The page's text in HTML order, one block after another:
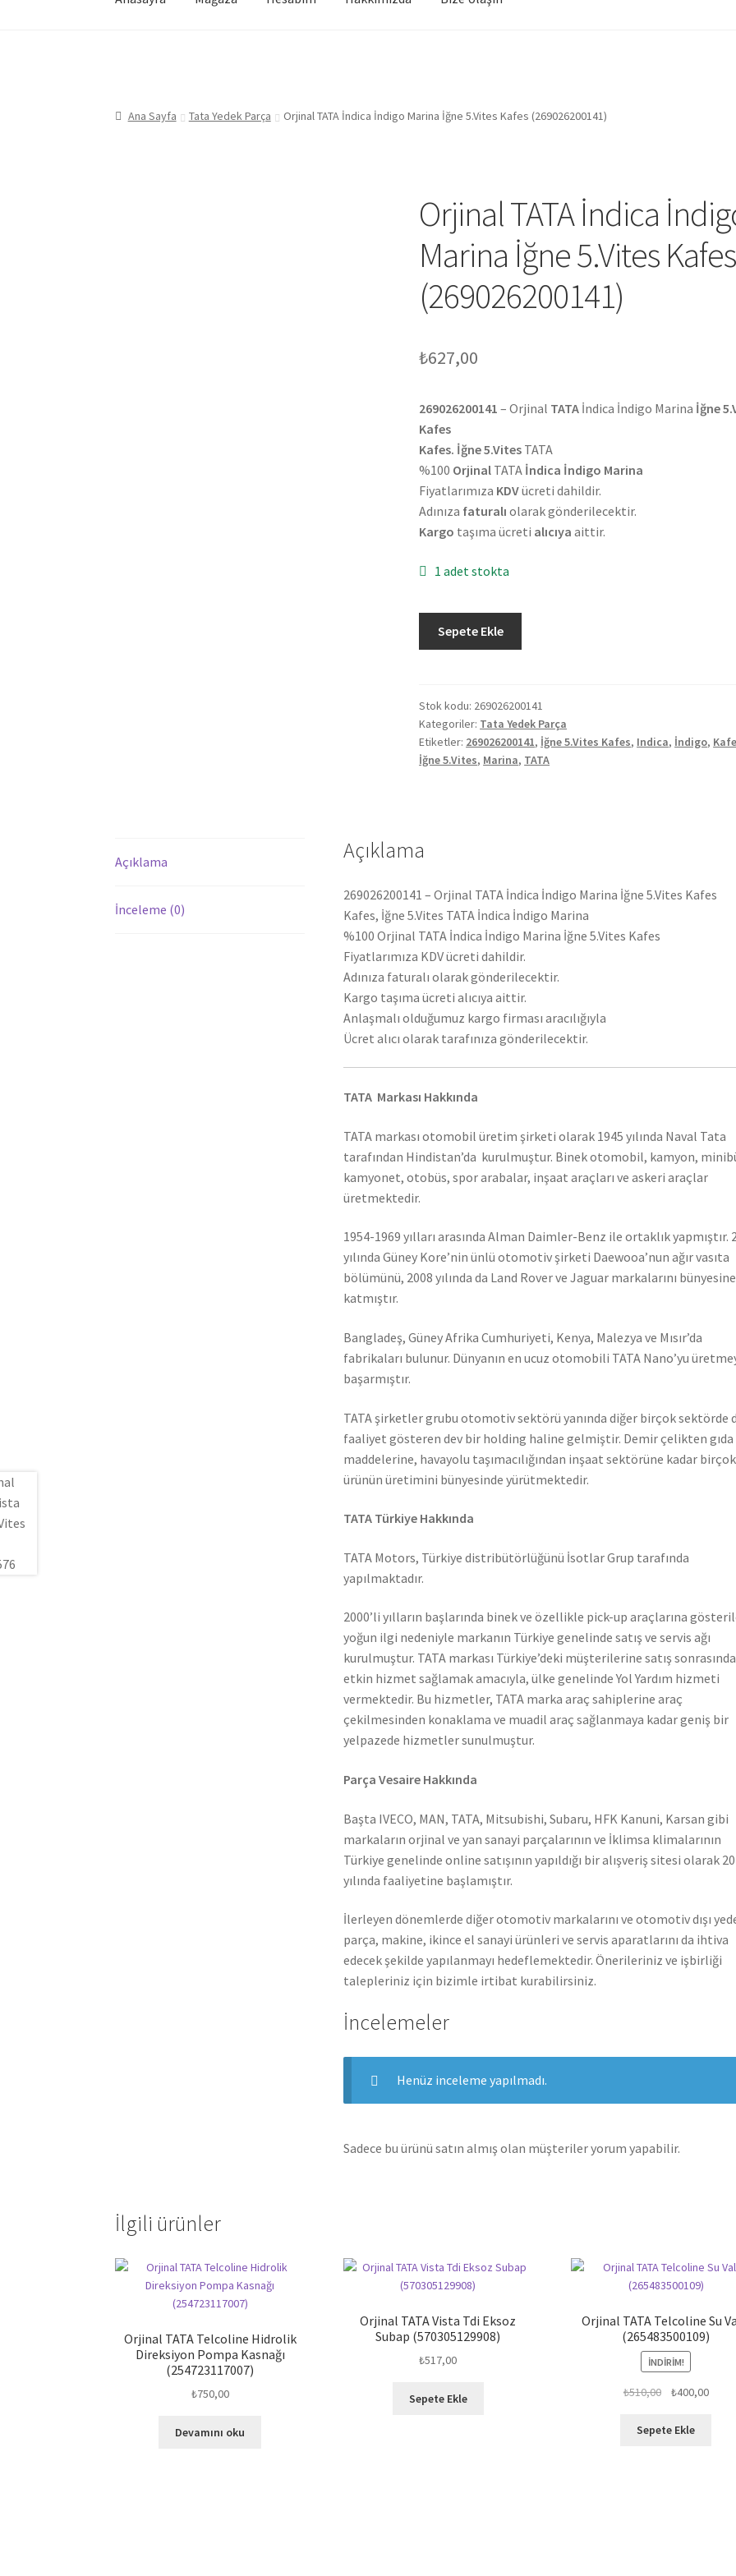
Ana Sayfa Tata Yedek Parça Orjinal TATA İndica İndigo Marina İğne 5.Vites Kafes (269026200141)
Orjinal TATA İndica
Marina İğne 5.Vites Kafes
(269026200141)
₺627,00
269026200141 – Orjinal TATA İndica İndigo Marina İğne
Kafes
Kafes. İğne 5.Vites TATA
%100 Orjinal TATA İndica İndigo Marina
Fiyatlarımıza KDVücreti dahildir.
Adınıza faturalı olarak gönderilecektir.
Kargo taşıma ücreti alıcıya aittir.
1 adet stokta
Marina
İğne
5.Vites
Kafes
Sepete Ekle
Stok kodu: 269026200141
Kategoriler: Tata Yedek Parça
Etiketler: 269026200141, İğne 5.Vites Kafes, Indica, İndigo,
İğne 5.Vites, Marina, TATA
Açıklama
İnceleme (0)
Açıklama
269026200141 – Orjinal TATA İndica İndigo Marina İğne 5.Vites Kafes
Kafes, İğne 5.Vites TATA İndica İndigo Marina
%100 Orjinal TATA İndica İndigo Marina İğne 5.Vites Kafes
Fiyatlarımıza KDV ücreti dahildir.
Adınıza faturalı olarak gönderilecektir.
Kargo taşıma ücreti alıcıya aittir.
Anlaşmalı olduğumuz kargo firması aracılığıyla
Ücret alıcı olarak tarafınıza gönderilecektir.
TATA Markası Hakkında
TATA markası otomobil üretim şirketi olarak 1945 yılında Naval Tata
tarafından Hindistan’da kurulmuştur. Binek otomobil, kamyon,
kamyonet, otobüs, spor arabalar, inşaat araçları ve askeri araçlar
üretmektedir.
1954-1969 yılları arasında Alman Daimler-Benz ile ortaklık yapmıştır.
yılında Güney Kore’nin ünlü otomotiv şirketi Daewooa’nun ağır vasıta
bölümünü, 2008 yılında da Land Rover ve Jaguar markalarını bünyesine
katmıştır.
Bangladeş, Güney Afrika Cumhuriyeti, Kenya, Malezya ve Mısır’da
fabrikaları bulunur. Dünyanın en ucuz otomobili TATA Nano’yu
başarmıştır.
TATA şirketler grubu otomotiv sektörü yanında diğer birçok sektörde
faaliyet gösteren dev bir holding haline gelmiştir. Demir çelikten gıda
maddelerine, havayolu taşımacılığından inşaat sektörüne kadar birçok
ürünün üretimini bünyesinde yürütmektedir.
TATA Türkiye Hakkında
TATA Motors, Türkiye distribütörlüğünü İsotlar Grup tarafında
yapılmaktadır.
2000’li yılların başlarında binek ve özellikle pick-up araçlarına
yoğun ilgi nedeniyle markanın Türkiye genelinde satış ve servis ağı
kurulmuştur. TATA markası Türkiye’deki müşterilerine satış
etkin hizmet sağlamak amacıyla, ülke genelinde Yol Yardım hizmeti
vermektedir. Bu hizmetler, TATA marka araç sahiplerine araç
çekilmesinden konaklama ve muadil araç sağlanmaya kadar geniş bir
yelpazede hizmetler sunulmuştur.
Parça Vesaire Hakkında
Başta IVECO, MAN, TATA, Mitsubishi, Subaru, HFK Kanuni, Karsan gibi
markaların orjinal ve yan sanayi parçalarının ve İklimsa klimalarının
Türkiye genelinde online satışının yapıldığı bir alışveriş sitesi olarak
yılında faaliyetine başlamıştır.
İlerleyen dönemlerde diğer otomotiv markalarını ve otomotiv dışı
parça, makine, ikince el sanayi ürünleri ve servis aparatlarını da ihtiva
edecek şekilde yapılanmayı hedeflemektedir. Önerileriniz ve işbirliği
talepleriniz için bizimle irtibat kurabilirsiniz.
İncelemeler
Henüz inceleme yapılmadı.
Sadece bu ürünü satın almış olan müşteriler yorum yapabilir.
İlgili ürünler
Orjinal TATA Telcoline Hidrolik
Direksiyon Pompa Kasnağı
(254723117007)
₺750,00
Devamını oku
Orjinal TATA Vista Tdi Eksoz
Subap (570305129908)
₺517,00
Sepete Ekle
Orjinal TATA Telcoline Su
(265483500109)
İNDIRIM!
₺510,00
Orijinal
₺510,00.
₺400,00Şu
Sepete Ekle